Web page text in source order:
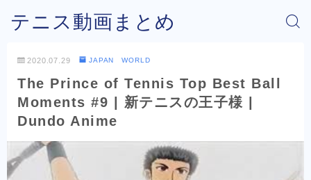
テニス動画まとめ
2020.07.29 JAPAN WORLD
The Prince of Tennis Top Best Ball
Moments #9 | 新テニスの王子様 |
Dundo Anime